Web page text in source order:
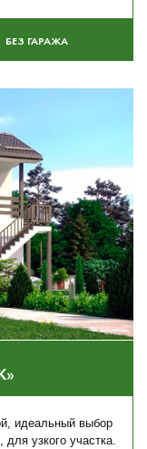
БЕЗ ГАРАЖА
идеальный выбор
узкого участка.